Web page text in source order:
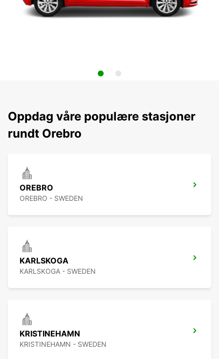
Oppdag våre populære stasjoner
rundt Orebro
OREBRO
OREBRO - SWEDEN
KARLSKOGA
KARLSKOGA - SWEDEN
KRISTINEHAMN
KRISTINEHAMN - SWEDEN